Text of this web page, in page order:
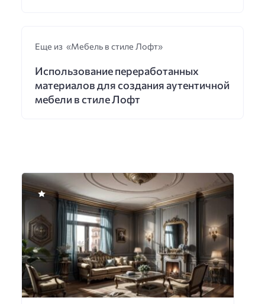
Еще из «Мебель в стиле Лофт»
Использование переработанных
материалов для создания аутентичной
мебели в стиле Лофт